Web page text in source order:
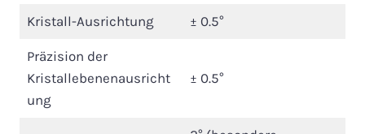
Kristall-Ausrichtung ± 0.5°
Präzision der
Kristallebenenausricht
ung
± 0.5°